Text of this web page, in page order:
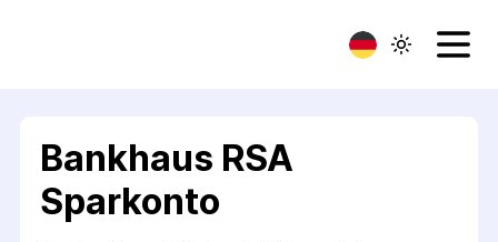
Bankhaus RSA
Sparkonto